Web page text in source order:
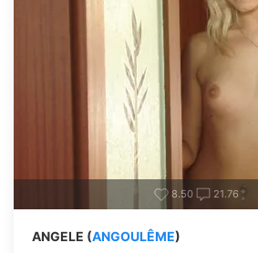
8.50 21.76
ANGELE (ANGOULÊME)